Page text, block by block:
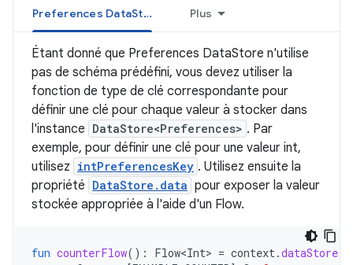
Preferences DataStore Plus
Étant donné que Preferences DataStore n'utilise
pas de schéma prédéfini, vous devez utiliser la
fonction de type de clé correspondante pour
définir une clé pour chaque valeur à stocker dans
l'instance DataStore<Preferences> . Par
exemple, pour définir une clé pour une valeur int,
utilisez intPreferencesKey . Utilisez ensuite la
propriété DataStore.data pour exposer la valeur
stockée appropriée à l'aide d'un Flow.
fun counterFlow(): Flow<Int> = context.dataStore